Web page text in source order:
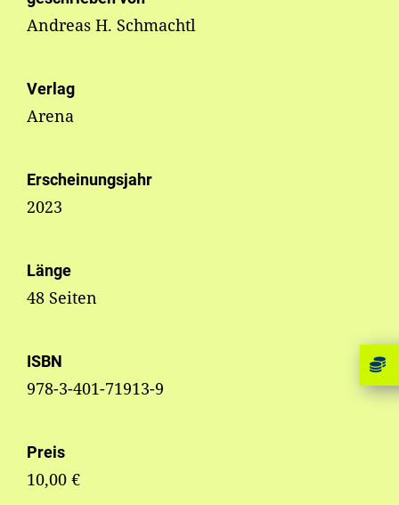
Andreas H. Schmachtl
Verlag
Arena
Erscheinungsjahr
2023
Länge
48 Seiten
ISBN
978-3-401-71913-9
Preis
10,00 €